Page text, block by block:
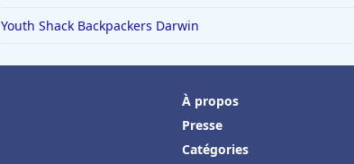
Youth Shack Backpackers Darwin
À propos
Presse
Catégories